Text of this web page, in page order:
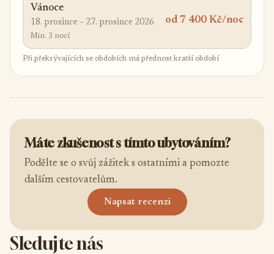
Vánoce
18. prosince – 27. prosince 2026
Min. 3 nocí
od 7 400 Kč/noc
Při překrývajících se obdobích má přednost kratší období
Máte zkušenost s tímto ubytováním?
Podělte se o svůj zážitek s ostatními a pomozte
dalším cestovatelům.
Napsat recenzi
Sledujte nás